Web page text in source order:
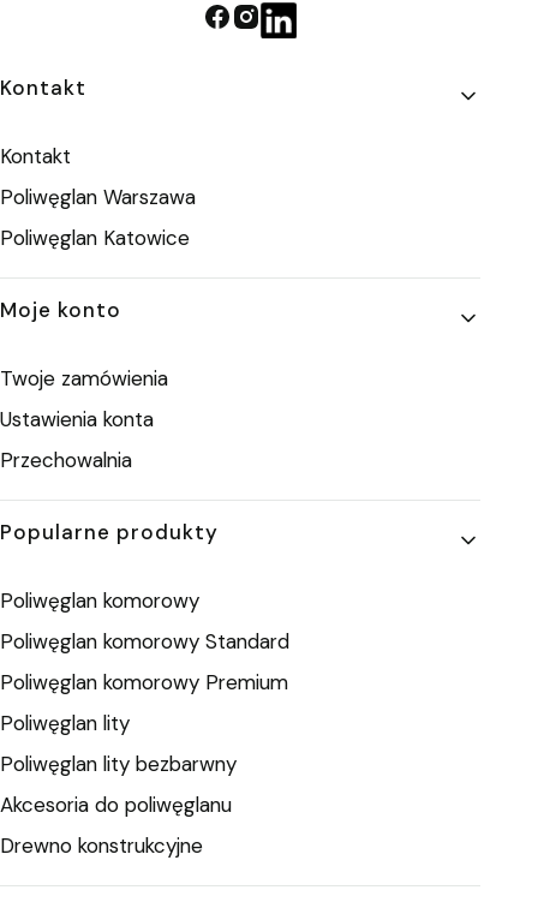
Linki w stopce
Kontakt
Kontakt
Poliwęglan Warszawa
Poliwęglan Katowice
Moje konto
Twoje zamówienia
Ustawienia konta
Przechowalnia
Popularne produkty
Poliwęglan komorowy
Poliwęglan komorowy Standard
Poliwęglan komorowy Premium
Poliwęglan lity
Poliwęglan lity bezbarwny
Akcesoria do poliwęglanu
Drewno konstrukcyjne